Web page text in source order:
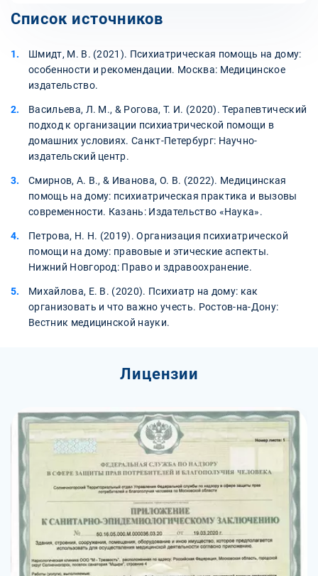
Список источников
Шмидт, М. В. (2021). Психиатрическая помощь на дому:
особенности и рекомендации. Москва: Медицинское
издательство.
Васильева, Л. М., & Рогова, Т. И. (2020). Терапевтический
подход к организации психиатрической помощи в
домашних условиях. Санкт-Петербург: Научно-
издательский центр.
Смирнов, А. В., & Иванова, О. В. (2022). Медицинская
помощь на дому: психиатрическая практика и вызовы
современности. Казань: Издательство «Наука».
Петрова, Н. Н. (2019). Организация психиатрической
помощи на дому: правовые и этические аспекты.
Нижний Новгород: Право и здравоохранение.
Михайлова, Е. В. (2020). Психиатр на дому: как
организовать и что важно учесть. Ростов-на-Дону:
Вестник медицинской науки.
Лицензии